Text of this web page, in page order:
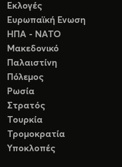
Εκλογές
Ευρωπαϊκή Ενωση
ΗΠΑ - ΝΑΤΟ
Μακεδονικό
Παλαιστίνη
Πόλεμος
Ρωσία
Στρατός
Τουρκία
Τρομοκρατία
Υποκλοπές